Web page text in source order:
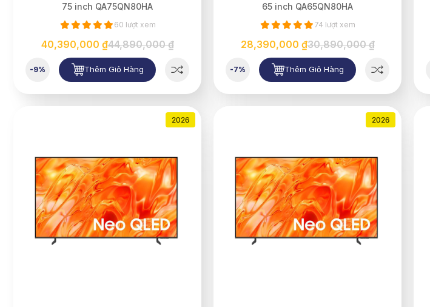
75 inch QA75QN80HA
60 lượt xem
40,390,000 ₫44,890,000 ₫
-9% Thêm Giỏ Hàng
65 inch QA65QN80HA
74 lượt xem
28,390,000 ₫30,890,000 ₫
-7% Thêm Giỏ Hàng
2026 2026